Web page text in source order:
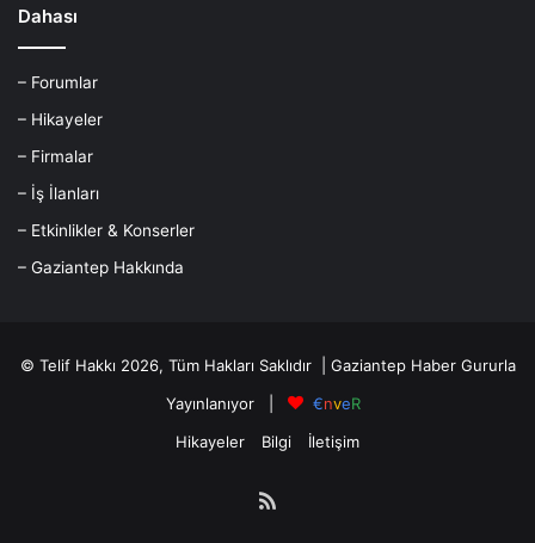
Dahası
– Forumlar
– Hikayeler
– Firmalar
– İş İlanları
– Etkinlikler & Konserler
– Gaziantep Hakkında
© Telif Hakkı 2026, Tüm Hakları Saklıdır | Gaziantep HaberGururla
Yayınlanıyor |
€nveR
Hikayeler
Bilgi İletişim